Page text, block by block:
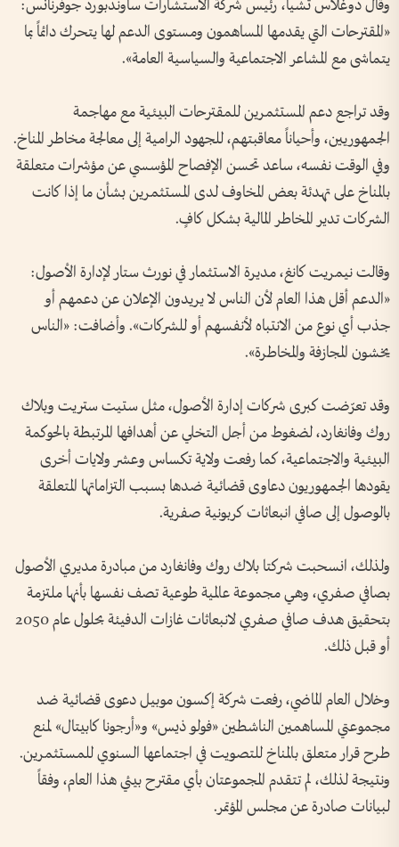
وقال دوغلاس تشيا، رئيس شركة الاستشارات ساوندبورد جوفرنانس:
«المقترحات التي يقدمها المساهمون ومستوى الدعم لها يتحرك دائماً بما
يتماشى مع المشاعر الاجتماعية والسياسية العامة».
وقد تراجع دعم المستثمرين للمقترحات البيئية مع مهاجمة
الجمهوريين، وأحياناً معاقبتهم، للجهود الرامية إلى معالجة مخاطر المناخ.
وفي الوقت نفسه، ساعد تحسن الإفصاح المؤسسي عن مؤشرات متعلقة
بالمناخ على تهدئة بعض المخاوف لدى المستثمرين بشأن ما إذا كانت
الشركات تدير المخاطر المالية بشكل كافٍ.
وقالت نيمريت كانغ، مديرة الاستثمار في نورث ستار لإدارة الأصول:
«الدعم أقل هذا العام لأن الناس لا يريدون الإعلان عن دعمهم أو
جذب أي نوع من الانتباه لأنفسهم أو للشركات». وأضافت: «الناس
يخشون المجازفة والمخاطرة».
وقد تعرّضت كبرى شركات إدارة الأصول، مثل ستيت ستريت وبلاك
روك وفانغارد، لضغوط من أجل التخلي عن أهدافها المرتبطة بالحوكمة
البيئية والاجتماعية، كما رفعت ولاية تكساس وعشر ولايات أخرى
يقودها الجمهوريون دعاوى قضائية ضدها بسبب التزاماتها المتعلقة
بالوصول إلى صافي انبعاثات كربونية صفرية.
ولذلك، انسحبت شركتا بلاك روك وفانغارد من مبادرة مديري الأصول
بصافي صفري، وهي مجموعة عالمية طوعية تصف نفسها بأنها ملتزمة
بتحقيق هدف صافي صفري لانبعاثات غازات الدفيئة بحلول عام 2050
أو قبل ذلك.
وخلال العام الماضي، رفعت شركة إكسون موبيل دعوى قضائية ضد
مجموعتي المساهمين الناشطين «فولو ذيس» و«أرجونا كابيتال» لمنع
طرح قرار متعلق بالمناخ للتصويت في اجتماعها السنوي للمستثمرين.
ونتيجة لذلك، لم تتقدم المجموعتان بأي مقترح بيئي هذا العام، وفقاً
لبيانات صادرة عن مجلس المؤتمر.